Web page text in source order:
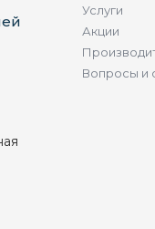
Услуги
Акции
Вопросы и